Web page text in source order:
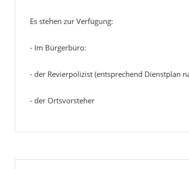
Es stehen zur Verfügung:
- Im Bürgerbüro:
- der Revierpolizist (entsprechend Dienstplan
- der Ortsvorsteher